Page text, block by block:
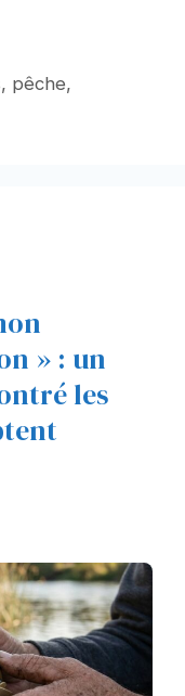
, pêche,
» : un
les